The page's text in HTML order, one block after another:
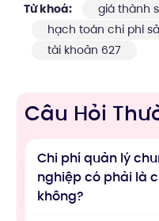
Từ khoá:
giá thành
hạch toán chi phí
tài khoản 627
Câu Hỏi
Chi phí quản lý
nghiệp có phải là
không?